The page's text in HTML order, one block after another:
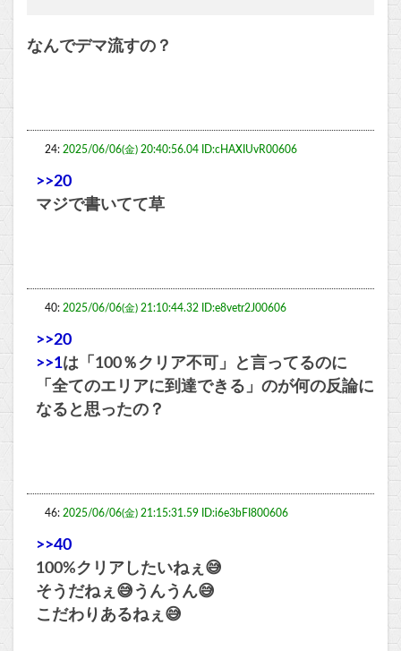
なんでデマ流すの？
24: 2025/06/06(金) 20:40:56.04 ID:cHAXIUvR00606
>>20
マジで書いてて草
40: 2025/06/06(金) 21:10:44.32 ID:e8vetr2J00606
>>20
>>1は「100％クリア不可」と言ってるのに
「全てのエリアに到達できる」のが何の反論に
なると思ったの？
46: 2025/06/06(金) 21:15:31.59 ID:i6e3bFI800606
>>40
100%クリアしたいねぇ😅
そうだねぇ😅うんうん😅
こだわりあるねぇ😅